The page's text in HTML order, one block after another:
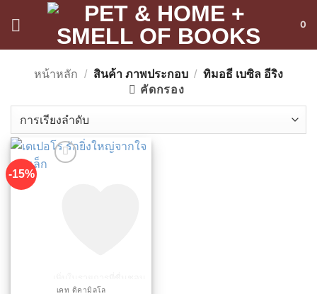
0
หน้าหลัก / สินค้า ภาพประกอบ / ทิมอธี เบซิล อีริง
คัดกรอง
-15%
เคท ดิคามิลโล